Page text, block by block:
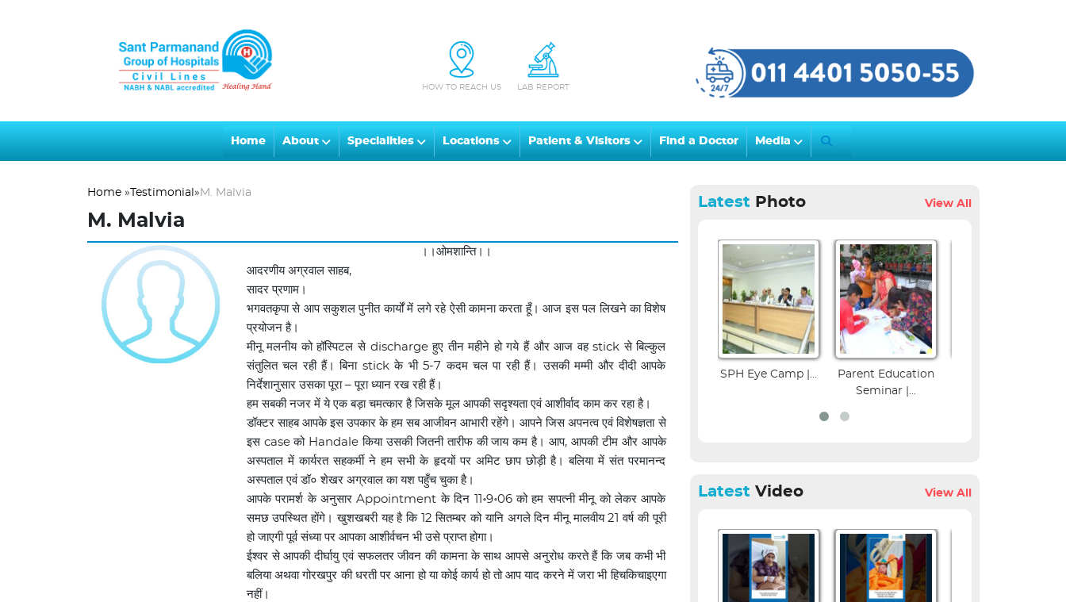
HOW TO REACH US LAB REPORT
Home About Specialities Locations Patient & Visitors Find a Doctor Media
Home» Testimonial » M. Malvia
M. Malvia
।।ओमशान्ति।।
आदरणीय अग्रवाल साहब,
सादर प्रणाम।
भगवतकृपा से आप सकुशल पुनीत कार्यों में लगे रहे ऐसी कामना करता हूँ। आज इस पल लिखने का विशेष
प्रयोजन है।
मीनू मलनीय को हॉस्पिटल से discharge हुए तीन महीने हो गये हैं और आज वह stick से बिल्कुल
संतुलित चल रही हैं। बिना stick के भी 5-7 कदम चल पा रही हैं। उसकी मम्मी और दीदी आपके
निर्देशानुसार उसका पूरा – पूरा ध्यान रख रही हैं।
हम सबकी नजर में ये एक बड़ा चमत्कार है जिसके मूल आपकी सदृश्यता एवं आशीर्वाद काम कर रहा है।
डॉक्टर साहब आपके इस उपकार के हम सब आजीवन आभारी रहेंगे। आपने जिस अपनत्व एवं विशेषज्ञता से
इस case को Handale किया उसकी जितनी तारीफ की जाय कम है। आप, आपकी टीम और आपके
अस्पताल में कार्यरत सहकर्मी ने हम सभी के हृदयों पर अमिट छाप छोड़ी है। बलिया में संत परमानन्द
अस्पताल एवं डॉ० शेखर अग्रवाल का यश पहुँच चुका है।
आपके परामर्श के अनुसार Appointment के दिन 11॰9॰06 को हम सपत्नी मीनू को लेकर आपके
समछ उपस्थित होंगे। खुशखबरी यह है कि 12 सितम्बर को यानि अगले दिन मीनू मालवीय 21 वर्ष की पूरी
हो जाएगी पूर्व संध्या पर आपका आशीर्वचन भी उसे प्राप्त होगा।
ईश्वर से आपकी दीर्घायु एवं सफलतर जीवन की कामना के साथ आपसे अनुरोध करते हैं कि जब कभी भी
बलिया अथवा गोरखपुर की धरती पर आना हो या कोई कार्य हो तो आप याद करने में जरा भी हिचकिचाइएगा
नहीं।
LatestPhoto View All
SPH Eye Camp |...
Parent Education
Colposcopy
Workshop | SPH...
LatestVideo View All